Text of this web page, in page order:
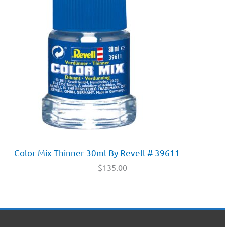
Color Mix Thinner 30ml By Revell # 39611
$135.00